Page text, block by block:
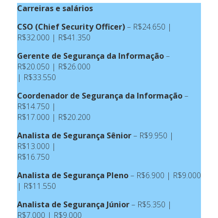
Carreiras e salários
CSO (Chief Security Officer)– R$24.650 |
R$32.000 | R$41.350
Gerente de Segurança da Informação–
R$20.050 | R$26.000
| R$33.550
Coordenador de Segurança da Informação–
R$14.750 |
R$17.000 | R$20.200
Analista de Segurança Sênior– R$9.950 |
R$13.000 |
R$16.750
Analista de Segurança Pleno– R$6.900 | R$9.000
| R$11.550
Analista de Segurança Júnior– R$5.350 |
R$7.000 | R$9.000